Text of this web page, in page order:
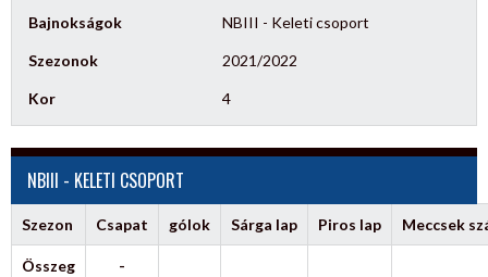
Bajnokságok NBIII - Keleti csoport
Szezonok 2021/2022
Kor 4
NBIII - KELETI CSOPORT
Szezon Csapat gólok Sárga lap Piros lap Meccsek
Összeg -